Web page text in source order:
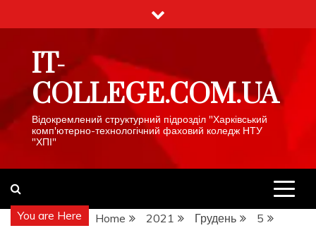
to
IT-
COLLEGE.COM.UA
Відокремлений структурний підрозділ "Харківський
комп'ютерно-технологічний фаховий коледж НТУ
"ХПІ"
You are Here Home 2021 Грудень
5